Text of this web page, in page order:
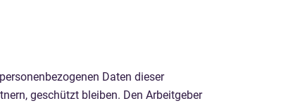
Daten dieser
geschützt bleiben. Den Arbeitgeber